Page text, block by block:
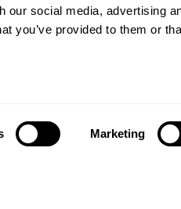
our social media, advertising
you’ve provided to them or
Marketing